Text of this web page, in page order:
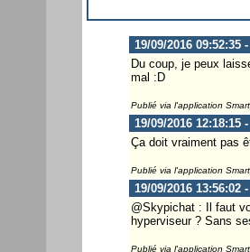
19/09/2016 09:52:35
Du coup, je peux
mal :D
Publié via l'application
19/09/2016 12:18:15
Ça doit vraiment pas
Publié via l'application
19/09/2016
@Skypichat : Il faut
hyperviseur ? Sans
Publié via l'application